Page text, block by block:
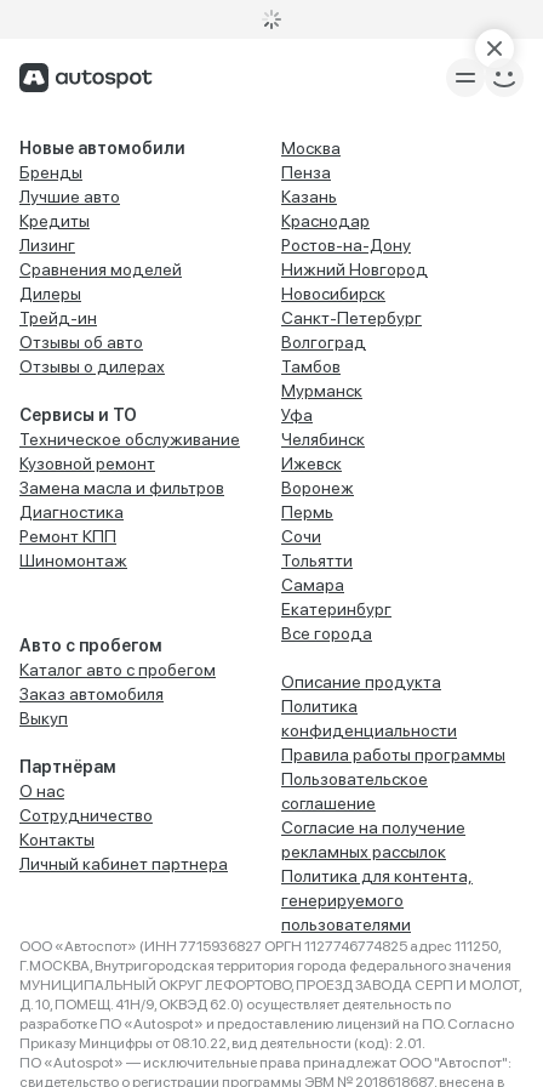
Новые автомобили
Бренды
Лучшие авто
Кредиты
Лизинг
Сравнения моделей
Дилеры
Трейд-ин
Отзывы об авто
Отзывы о дилерах
Сервисы и ТО
Техническое обслуживание
Кузовной ремонт
Замена масла и фильтров
Диагностика
Ремонт КПП
Шиномонтаж
Авто с пробегом
Каталог авто с пробегом
Заказ автомобиля
Выкуп
Партнёрам
О нас
Сотрудничество
Контакты
Личный кабинет партнера
Москва
Пенза
Казань
Краснодар
Ростов-на-Дону
Нижний Новгород
Новосибирск
Санкт-Петербург
Волгоград
Тамбов
Мурманск
Уфа
Челябинск
Ижевск
Воронеж
Пермь
Сочи
Тольятти
Самара
Екатеринбург
Все города
Описание продукта
Политика
конфиденциальности
Правила работы программы
Пользовательское
соглашение
Согласие на получение
рекламных рассылок
Политика для контента,
генерируемого
пользователями
ООО «Автоспот» (ИНН 7715936827 ОРГН 1127746774825 адрес 111250,
Г.МОСКВА, Внутригородская территория города федерального значения
МУНИЦИПАЛЬНЫЙ ОКРУГ ЛЕФОРТОВО, ПРОЕЗД ЗАВОДА СЕРП И МОЛОТ,
Д. 10, ПОМЕЩ. 41Н/9, ОКВЭД 62.0) осуществляет деятельность по
разработке ПО «Autospot» и предоставлению лицензий на ПО. Согласно
Приказу Минцифры от 08.10.22, вид деятельности (код): 2.01.
ПО «Autospot» — исключительные права принадлежат ООО "Автоспот":
свидетельство о регистрации программы ЭВМ № 2018618687, внесена в